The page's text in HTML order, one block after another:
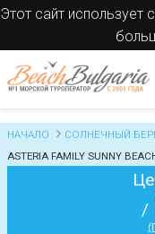
Этот сайт использует
НАЧАЛО СОЛНЕЧНЫЙ
ASTERIA FAMILY SUNNY
/